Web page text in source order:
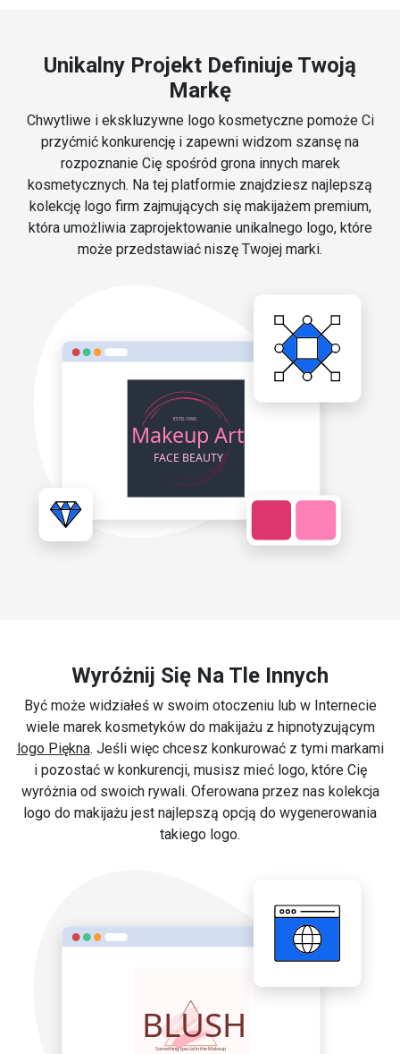
Unikalny Projekt Definiuje Twoją
Markę
Chwytliwe i ekskluzywne logo kosmetyczne pomoże Ci
przyćmić konkurencję i zapewni widzom szansę na
rozpoznanie Cię spośród grona innych marek
kosmetycznych. Na tej platformie znajdziesz najlepszą
kolekcję logo firm zajmujących się makijażem premium,
która umożliwia zaprojektowanie unikalnego logo, które
może przedstawiać niszę Twojej marki.
Wyróżnij Się Na Tle Innych
Być może widziałeś w swoim otoczeniu lub w Internecie
wiele marek kosmetyków do makijażu z hipnotyzującym
logo Piękna. Jeśli więc chcesz konkurować z tymi markami
i pozostać w konkurencji, musisz mieć logo, które Cię
wyróżnia od swoich rywali. Oferowana przez nas kolekcja
logo do makijażu jest najlepszą opcją do wygenerowania
takiego logo.